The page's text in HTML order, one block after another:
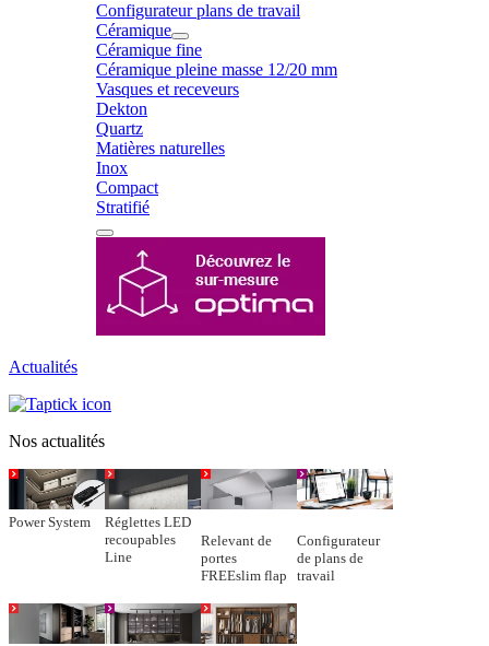
Configurateur plans de travail
Céramique
Céramique fine
Céramique pleine masse 12/20 mm
Vasques et receveurs
Dekton
Quartz
Matières naturelles
Inox
Compact
Stratifié
Actualités
Nos actualités
Power System
Réglettes LED
recoupables
Line
Relevant de
portes
FREEslim flap
Configurateur
de plans de
travail